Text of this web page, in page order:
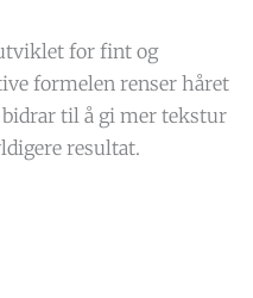
for fint og
formelen renser håret
til å gi mer tekstur
resultat.